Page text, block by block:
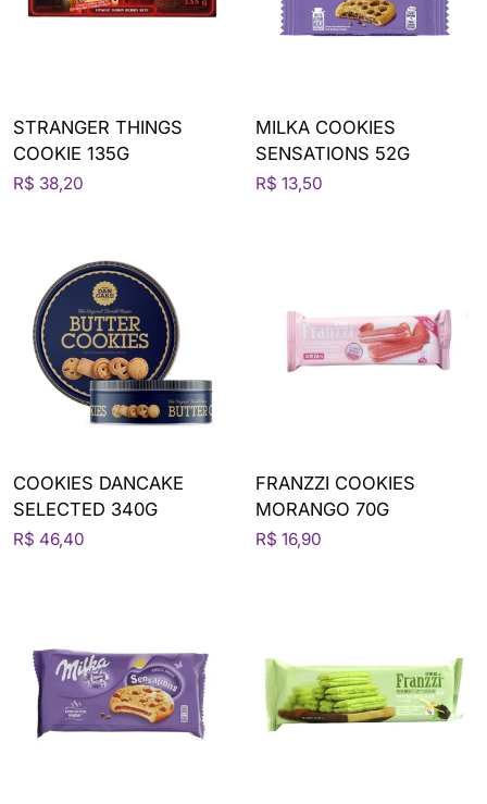
STRANGER THINGS
COOKIE 135G
R$ 38,20
MILKA COOKIES
SENSATIONS 52G
R$ 13,50
COOKIES DANCAKE
SELECTED 340G
R$ 46,40
FRANZZI COOKIES
MORANGO 70G
R$ 16,90